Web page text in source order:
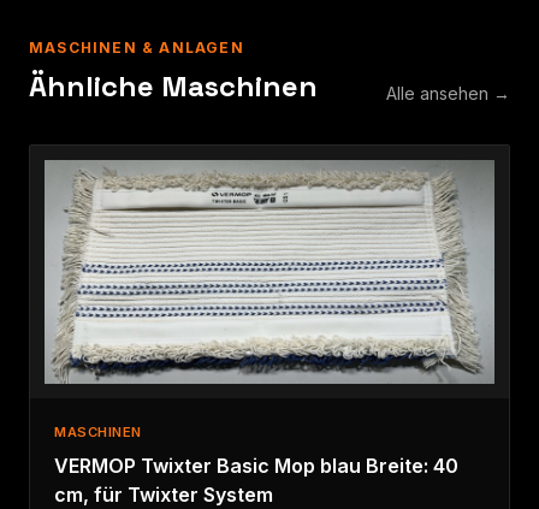
MASCHINEN & ANLAGEN
Ähnliche Maschinen Alle ansehen →
MASCHINEN
VERMOP Twixter Basic Mop blau Breite: 40
cm, für Twixter System